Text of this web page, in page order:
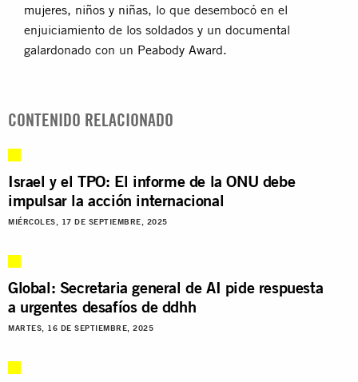
mujeres, niños y niñas, lo que desembocó en el
enjuiciamiento de los soldados y un documental
galardonado con un Peabody Award.
CONTENIDO RELACIONADO
Israel y el TPO: El informe de la ONU debe
impulsar la acción internacional
MIÉRCOLES, 17 DE SEPTIEMBRE, 2025
Global: Secretaria general de AI pide respuesta
a urgentes desafíos de ddhh
MARTES, 16 DE SEPTIEMBRE, 2025